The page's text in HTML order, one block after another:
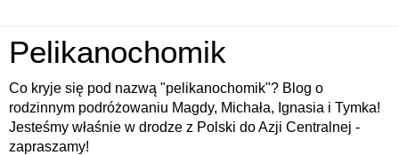
Pelikanochomik
Co kryje się pod nazwą "pelikanochomik"? Blog o
rodzinnym podróżowaniu Magdy, Michała, Ignasia i Tymka!
Jesteśmy właśnie w drodze z Polski do Azji Centralnej -
zapraszamy!